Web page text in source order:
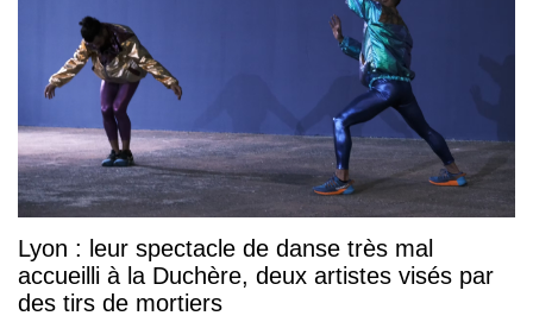
Lyon : leur spectacle de danse très mal
accueilli à la Duchère, deux artistes visés par
des tirs de mortiers